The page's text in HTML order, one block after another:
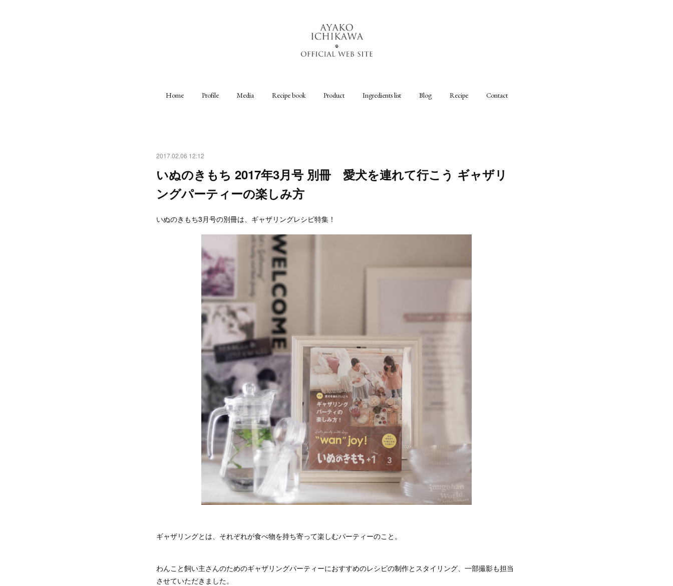
Home Profile Media Recipe book Product Ingredients list Blog Recipe Contact
2017.02.06 12:12
いぬのきもち 2017年3月号 別冊 愛犬を連れて行こう ギャザリ
ングパーティーの楽しみ方
いぬのきもち3月号の別冊は、ギャザリングレシピ特集！
ギャザリングとは、それぞれが食べ物を持ち寄って楽しむパーティーのこと。
わんこと飼い主さんのためのギャザリングパーティーにおすすめのレシピの制作とスタイリング、一部撮影も担当
させていただきました。